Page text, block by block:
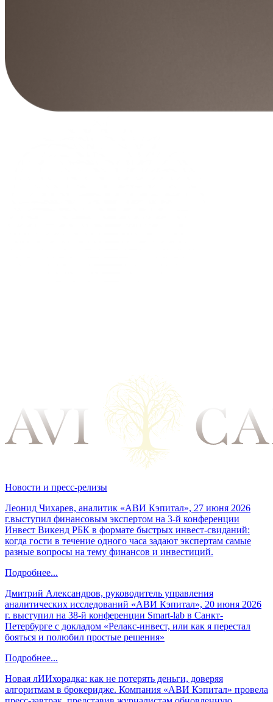
Новости и пресс-релизы
Леонид Чихарев, аналитик «АВИ Кэпитал», 27 июня 2026
г.выступил финансовым экспертом на 3-й конференции
Инвест Викенд РБК в формате быстрых инвест-свиданий:
когда гости в течение одного часа задают экспертам самые
разные вопросы на тему финансов и инвестиций.
Подробнее...
Дмитрий Александров, руководитель управления
аналитических исследований «АВИ Кэпитал», 20 июня 2026
г. выступил на 38-й конференции Smart-lab в Санкт-
Петербурге с докладом «Релакс-инвест, или как я перестал
бояться и полюбил простые решения»
Подробнее...
Новая лИИхорадка: как не потерять деньги, доверяя
алгоритмам в брокеридже. Компания «АВИ Кэпитал» провела